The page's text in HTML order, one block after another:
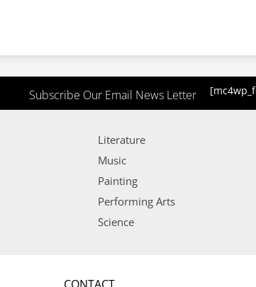
Subscribe Our Email News Letter
Literature
Music
Painting
Performing Arts
Science